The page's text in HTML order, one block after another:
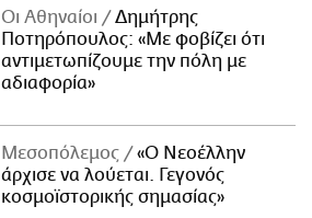
Οι Αθηναίοι
Δημήτρης
Ποτηρόπουλος: «Με φοβίζει ότι
αντιμετωπίζουμε την πόλη με
αδιαφορία»
Μεσοπόλεμος
«Ο Νεοέλλην
άρχισε να λούεται. Γεγονός
κοσμοϊστορικής σημασίας»